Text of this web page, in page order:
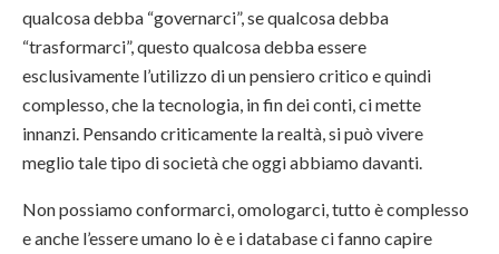
qualcosa debba “governarci”, se qualcosa debba
“trasformarci”, questo qualcosa debba essere
esclusivamente l’utilizzo di un pensiero critico e quindi
complesso, che la tecnologia, in fin dei conti, ci mette
innanzi. Pensando criticamente la realtà, si può vivere
meglio tale tipo di società che oggi abbiamo davanti.
Non possiamo conformarci, omologarci, tutto è complesso
e anche l’essere umano lo è e i database ci fanno capire